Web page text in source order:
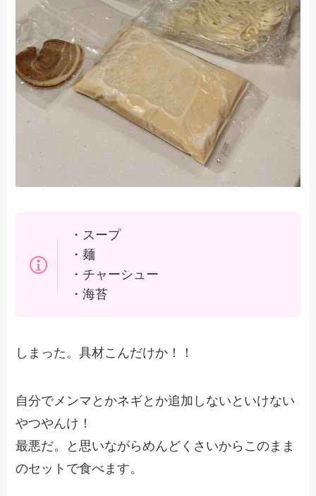
・スープ
・麺
・チャーシュー
・海苔
しまった。具材こんだけか！！
自分でメンマとかネギとか追加しないといけない
やつやんけ！
最悪だ。と思いながらめんどくさいからこのまま
のセットで食べます。